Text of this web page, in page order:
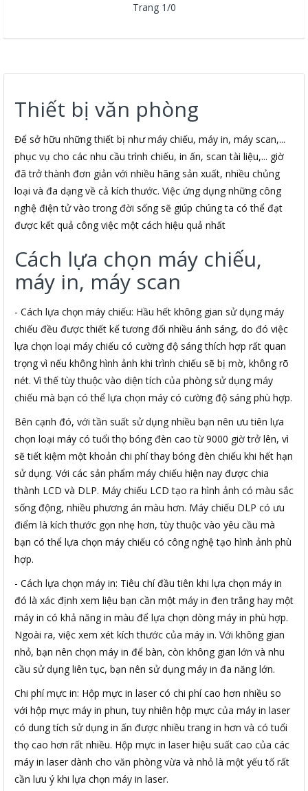
Trang 1/0
Thiết bị văn phòng
Để sở hữu những thiết bị như máy chiếu, máy in, máy scan,...
phục vụ cho các nhu cầu trình chiếu, in ấn, scan tài liệu,... giờ
đã trở thành đơn giản với nhiều hãng sản xuất, nhiều chủng
loại và đa dạng về cả kích thước. Việc ứng dụng những công
nghệ điện tử vào trong đời sống sẽ giúp chúng ta có thể đạt
được kết quả công việc một cách hiệu quả nhất
Cách lựa chọn máy chiếu,
máy in, máy scan
- Cách lựa chọn máy chiếu: Hầu hết không gian sử dụng máy
chiếu đều được thiết kế tương đối nhiều ánh sáng, do đó việc
lựa chọn loại máy chiếu có cường độ sáng thích hợp rất quan
trọng vì nếu không hình ảnh khi trình chiếu sẽ bị mờ, không rõ
nét. Vì thế tùy thuộc vào diện tích của phòng sử dụng máy
chiếu mà bạn có thể lựa chọn máy có cường độ sáng phù hợp.
Bên cạnh đó, với tần suất sử dụng nhiều bạn nên ưu tiên lựa
chọn loại máy có tuổi thọ bóng đèn cao từ 9000 giờ trở lên, vì
sẽ tiết kiệm một khoản chi phí thay bóng đèn chiếu khi hết hạn
sử dụng. Với các sản phẩm máy chiếu hiện nay được chia
thành LCD và DLP. Máy chiếu LCD tạo ra hình ảnh có màu sắc
sống động, nhiều phương án màu hơn. Máy chiếu DLP có ưu
điểm là kích thước gọn nhẹ hơn, tùy thuộc vào yêu cầu mà
bạn có thể lựa chọn máy chiếu có công nghệ tạo hình ảnh phù
hợp.
- Cách lựa chọn máy in: Tiêu chí đầu tiên khi lựa chọn máy in
đó là xác định xem liệu bạn cần một máy in đen trắng hay một
máy in có khả năng in màu để lựa chọn dòng máy in phù hợp.
Ngoài ra, việc xem xét kích thước của máy in. Với không gian
nhỏ, bạn nên chọn máy in để bàn, còn không gian lớn và nhu
cầu sử dụng liên tục, bạn nên sử dụng máy in đa năng lớn.
Chi phí mực in: Hộp mực in laser có chi phí cao hơn nhiều so
với hộp mực máy in phun, tuy nhiên hộp mực của máy in laser
có dung tích sử dụng in ấn được nhiều trang in hơn và có tuổi
thọ cao hơn rất nhiều. Hộp mực in laser hiệu suất cao của các
máy in laser dành cho văn phòng vừa và nhỏ là một yếu tố rất
cần lưu ý khi lựa chọn máy in laser.